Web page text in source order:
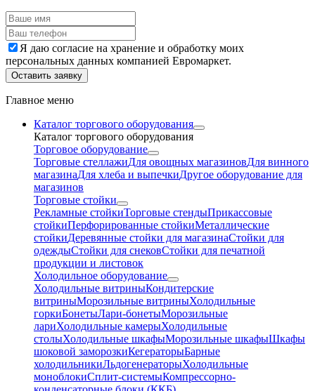
Я даю согласие на хранение и обработку моих
персональных данных компанией Евромаркет.
Оставить заявку
Главное меню
Каталог торгового оборудования
Каталог торгового оборудования
Торговое оборудование
Торговые стеллажиДля овощных магазиновДля винного
магазинаДля хлеба и выпечкиДругое оборудование для
магазинов
Торговые стойки
Рекламные стойкиТорговые стендыПрикассовые
стойкиПерфорированные стойкиМеталлические
стойкиДеревянные стойки для магазинаСтойки для
одеждыСтойки для снековСтойки для печатной
продукции и листовок
Холодильное оборудование
Холодильные витриныКондитерские
витриныМорозильные витриныХолодильные
горкиБонетыЛари-бонетыМорозильные
лариХолодильные камерыХолодильные
столыХолодильные шкафыМорозильные шкафыШкафы
шоковой заморозкиКегераторыБарные
холодильникиЛьдогенераторыХолодильные
моноблокиСплит-системыКомпрессорно-